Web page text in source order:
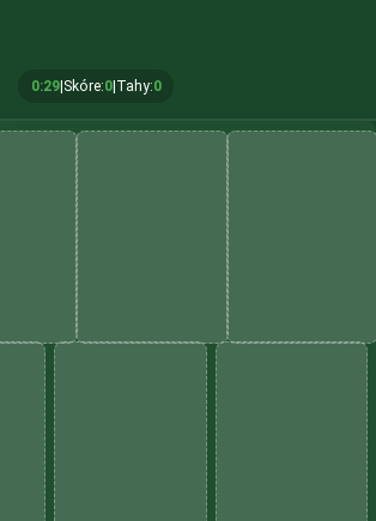
0:30|Skóre:0|Tahy:0